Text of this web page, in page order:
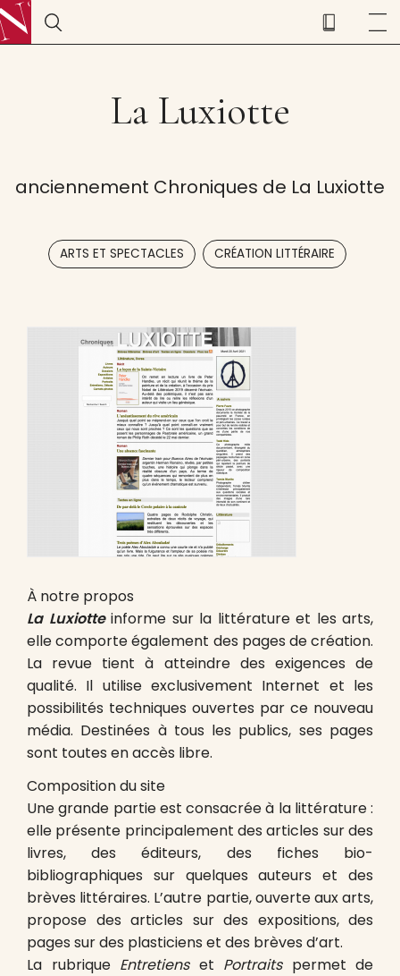
La Luxiotte
anciennement Chroniques de La Luxiotte
ARTS ET SPECTACLES , CRÉATION LITTÉRAIRE
À notre propos
La Luxiotteinforme sur la littérature et les arts,
elle comporte également des pages de création.
La revue tient à atteindre des exigences de
qualité. Il utilise exclusivement Internet et les
possibilités techniques ouvertes par ce nouveau
média. Destinées à tous les publics, ses pages
sont toutes en accès libre.
Composition du site
Une grande partie est consacrée à la littérature :
elle présente principalement des articles sur des
livres, des éditeurs, des fiches bio-
bibliographiques sur quelques auteurs et des
brèves littéraires. L’autre partie, ouverte aux arts,
propose des articles sur des expositions, des
pages sur des plasticiens et des brèves d’art.
La rubrique Entretienset Portraitspermet de